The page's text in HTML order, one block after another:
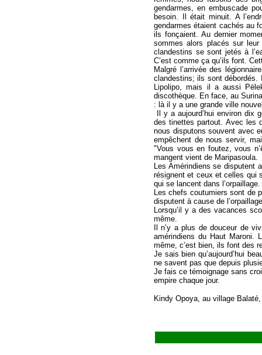
gendarmes, en embuscade
besoin. Il était minuit. A
gendarmes étaient cachés au
ils fonçaient. Au dernier
sommes alors placés sur
clandestins se sont jetés à
C’est comme ça qu’ils font.
Malgré l’arrivée des
clandestins; ils sont débordés.
Lipolipo, mais il a aussi
discothèque. En face, au
: là il y a une grande ville
Il y a aujourd’hui environ dix
des tinettes partout. Avec les
nous disputons souvent avec
empêchent de nous servir,
"Vous vous en foutez, vous
mangent vient de Maripasoula.
Les Amérindiens se disputent
résignent et ceux et celles qui
qui se lancent dans l’orpaillage.
Les chefs coutumiers sont de
disputent à cause de
Lorsqu’il y a des vacances
même.
Il n’y a plus de douceur de
amérindiens du Haut Maroni.
même, c’est bien, ils font des
Je sais bien qu’aujourd’hui
ne savent pas que depuis
Je fais ce témoignage sans
empire chaque jour.
Kindy Opoya, au village